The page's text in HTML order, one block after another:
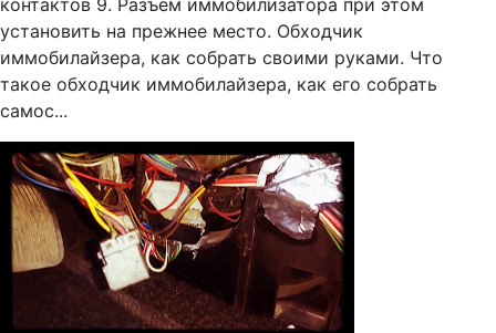
контактов 9. Разъем иммобилизатора при этом
установить на прежнее место. Обходчик
иммобилайзера, как собрать своими руками. Что
такое обходчик иммобилайзера, как его собрать
самос...